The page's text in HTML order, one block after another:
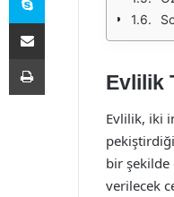
Evlilik
Evlilik, iki
bir şekilde
verilecek
E-Posta ile paylaş